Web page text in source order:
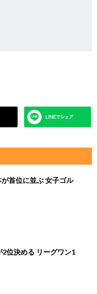
首位に並ぶ 女子ゴル
2位決める リーグワン1